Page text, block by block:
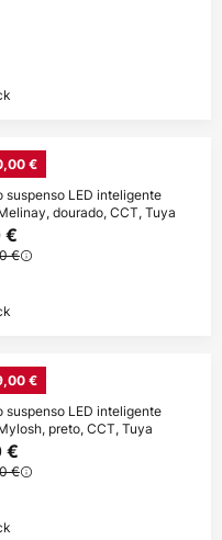
€
suspenso LED inteligente
dourado, CCT, Tuya
€
€
€
suspenso LED inteligente
preto, CCT, Tuya
€
€